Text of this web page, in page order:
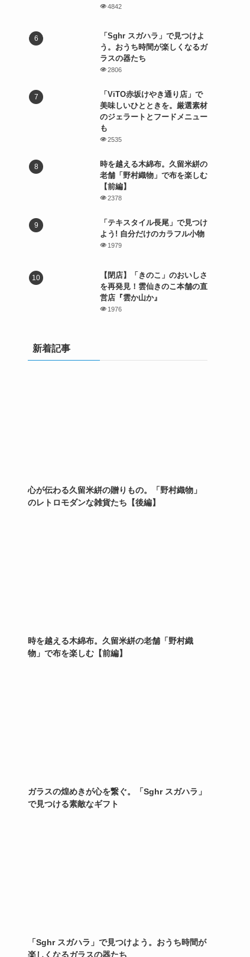
4842
「Sghr スガハラ」で見つけよ
う。おうち時間が楽しくなるガ
ラスの器たち
2806
「ViTO赤坂けやき通り店」で
美味しいひとときを。厳選素材
のジェラートとフードメニュー
も
2535
時を越える木綿布。久留米絣の
老舗「野村織物」で布を楽しむ
【前編】
2378
「テキスタイル長尾」で見つけ
よう! 自分だけのカラフル小物
1979
【閉店】「きのこ」のおいしさ
を再発見！雲仙きのこ本舗の直
営店『雲か山か』
1976
新着記事
心が伝わる久留米絣の贈りもの。「野村織物」
のレトロモダンな雑貨たち【後編】
時を越える木綿布。久留米絣の老舗「野村織
物」で布を楽しむ【前編】
ガラスの煌めきが心を繋ぐ。「Sghr スガハラ」
で見つける素敵なギフト
「Sghr スガハラ」で見つけよう。おうち時間が
楽しくなるガラスの器たち